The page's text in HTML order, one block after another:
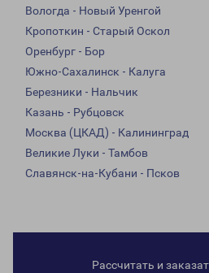
Вологда - Новый Уренгой
Кропоткин - Старый Оскол
Оренбург - Бор
Южно-Сахалинск - Калуга
Березники - Нальчик
Казань - Рубцовск
Москва (ЦКАД) - Калининград
Великие Луки - Тамбов
Славянск-на-Кубани - Псков
Рассчитать и